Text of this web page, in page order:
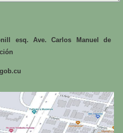
esq. Ave. Carlos Manuel de